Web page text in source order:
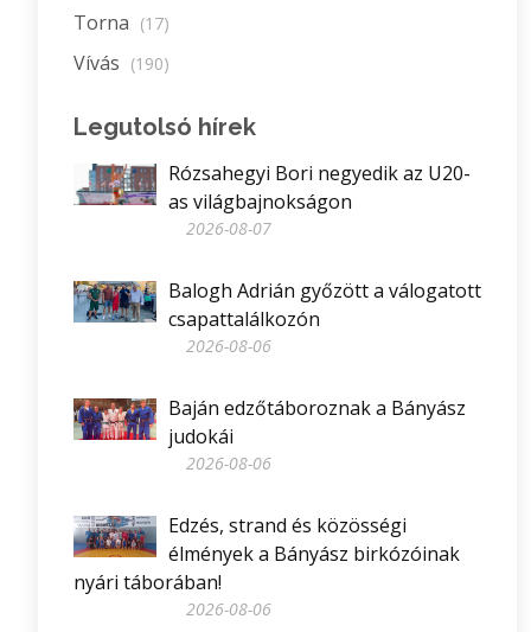
Torna (17)
Vívás (190)
Legutolsó hírek
Rózsahegyi Bori negyedik az U20-
as világbajnokságon
2026-08-07
Balogh Adrián győzött a válogatott
csapattalálkozón
2026-08-06
Baján edzőtáboroznak a Bányász
judokái
2026-08-06
Edzés, strand és közösségi
élmények a Bányász birkózóinak
nyári táborában!
2026-08-06